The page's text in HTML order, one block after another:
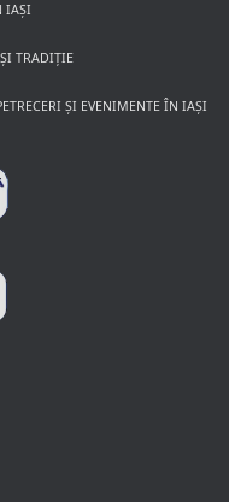
IAȘI
TRADIȚIE
ȘI EVENIMENTE ÎN IAȘI